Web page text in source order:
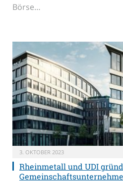
Börse…
3. OKTOBER 2023
Rheinmetall und UDI